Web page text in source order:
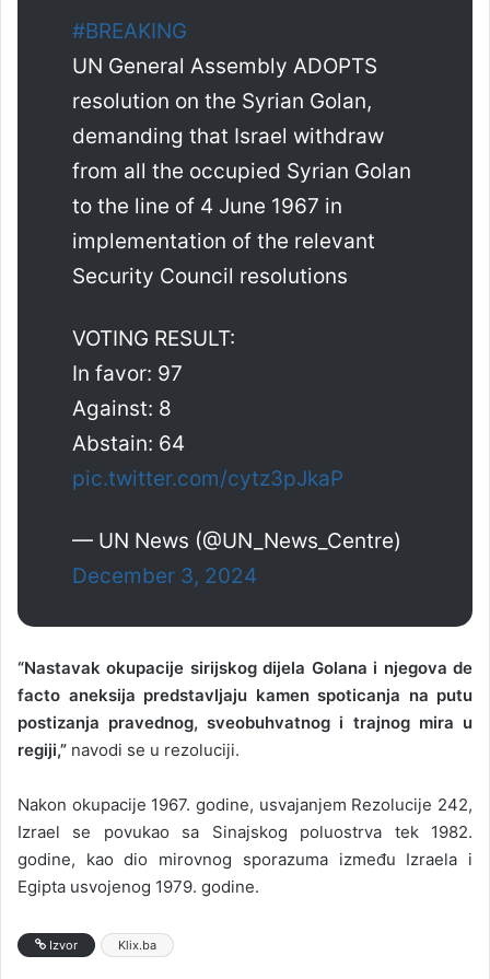
#BREAKING
UN General Assembly ADOPTS
resolution on the Syrian Golan,
demanding that Israel withdraw
from all the occupied Syrian Golan
to the line of 4 June 1967 in
implementation of the relevant
Security Council resolutions
VOTING RESULT:
In favor: 97
Against: 8
Abstain: 64
pic.twitter.com/cytz3pJkaP
— UN News (@UN_News_Centre)
December 3, 2024
“Nastavak okupacije sirijskog dijela Golana i njegova de
facto aneksija predstavljaju kamen spoticanja na putu
postizanja pravednog, sveobuhvatnog i trajnog mira u
regiji,” navodi se u rezoluciji.
Nakon okupacije 1967. godine, usvajanjem Rezolucije 242,
Izrael se povukao sa Sinajskog poluostrva tek 1982.
godine, kao dio mirovnog sporazuma između Izraela i
Egipta usvojenog 1979. godine.
Izvor Klix.ba